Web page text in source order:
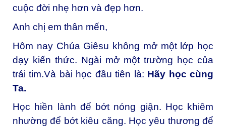
cuộc đời nhẹ hơn và đẹp hơn.
Anh chị em thân mến,
Hôm nay Chúa Giêsu không mở một lớp học
dạy kiến thức. Ngài mở một trường học của
trái tim.Và bài học đầu tiên là: Hãy học cùng
Ta.
Học hiền lành để bớt nóng giận. Học khiêm
nhường để bớt kiêu căng. Học yêu thương để